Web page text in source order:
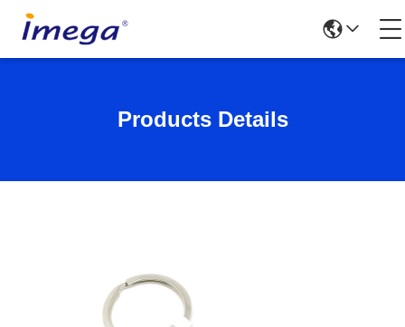
Products Details